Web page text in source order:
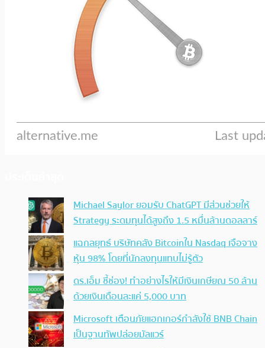
Michael Saylor ยอมรับ ChatGPT มีส่วนช่วยให้
Strategy ระดมทุนได้สูงถึง 1.5 หมื่นล้านดอลลาร์
แฉกลยุทธ์ บริษัทคลัง Bitcoinใน Nasdaq เจือจาง
หุ้น 98% โดยที่นักลงทุนแทบไม่รู้ตัว
ดร.เอ็ม ชี้ช่อง! ทำอย่างไรให้มีเงินเกษียณ 50 ล้าน
ด้วยเงินเดือนละแค่ 5,000 บาท
Microsoft เตือนภัยแฮกเกอร์กำลังใช้ BNB Chain
เป็นฐานทัพปล่อยมัลแวร์